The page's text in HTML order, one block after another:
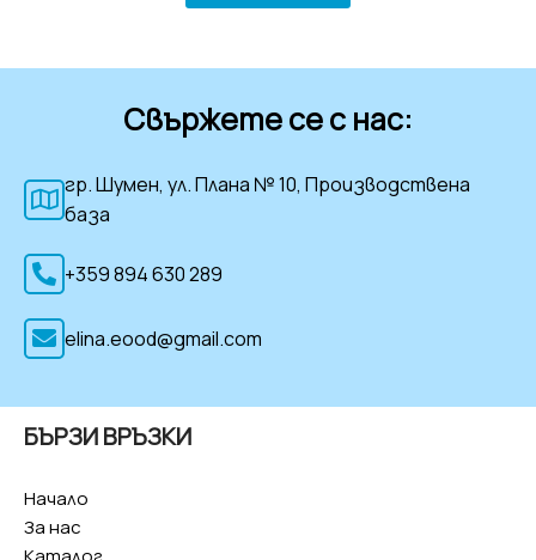
Свържете се с нас:
гр. Шумен, ул. Плана № 10, Производствена
база
+359 894 630 289
elina.eood@gmail.com
БЪРЗИ ВРЪЗКИ
Начало
За нас